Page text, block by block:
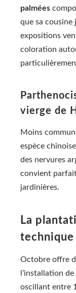
palmées
que sa cousine
expositions
coloration
vierge de
Moins
espèce
des nervures
convient
jardinières.
La
technique
Octobre offre
l’installation
oscillant entre